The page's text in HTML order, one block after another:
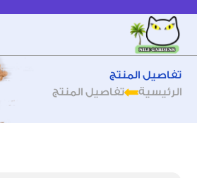
تفاصيل المنتج
الرئيسية
تفاصيل المنتج